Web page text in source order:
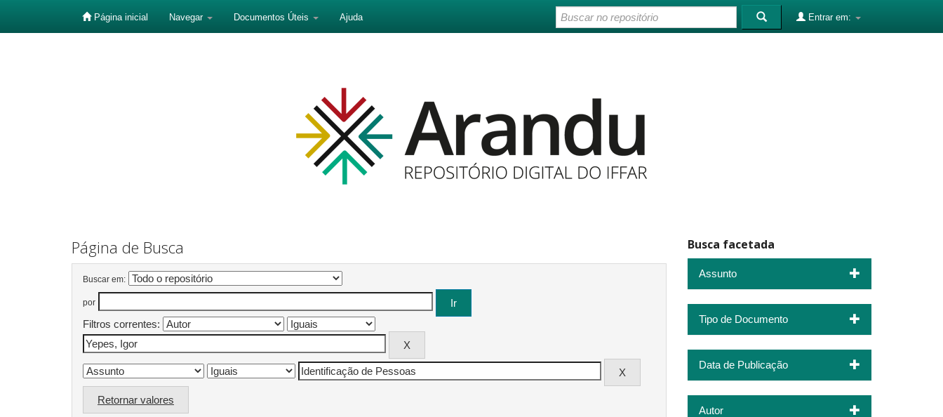
Página inicial Navegar Documentos Úteis Ajuda Entrar em:
Página de Busca
Buscar em:
por
Filtros correntes:
Retornar valores
Busca facetada
Assunto
Tipo de Documento
Data de Publicação
Autor